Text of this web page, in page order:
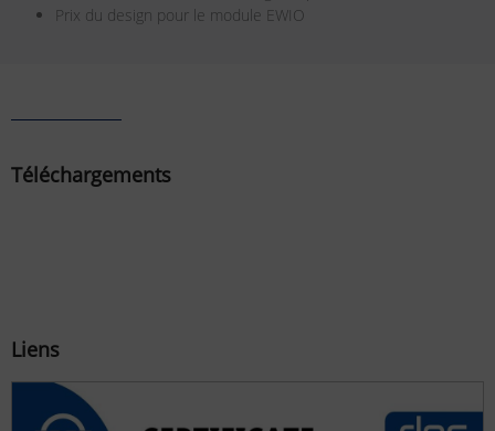
Prix du design pour le module EWIO
Téléchargements
Liens